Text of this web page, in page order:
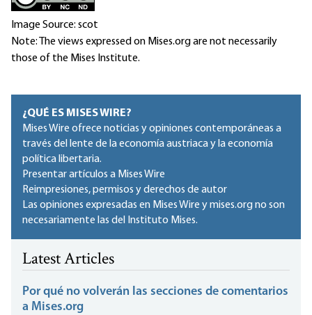
Image Source: scot
Note: The views expressed on Mises.org are not necessarily
those of the Mises Institute.
¿QUÉ ES MISES WIRE?
Mises Wire ofrece noticias y opiniones contemporáneas a
través del lente de la economía austriaca y la economía
política libertaria.
Presentar artículos a Mises Wire
Reimpresiones, permisos y derechos de autor
Las opiniones expresadas en Mises Wire y mises.org no son
necesariamente las del Instituto Mises.
Latest Articles
Por qué no volverán las secciones de comentarios
a Mises.org